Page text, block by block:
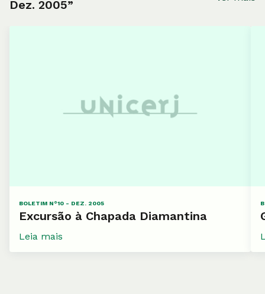
Dez. 2005”
BOLETIM N°10 - DEZ. 2005
Excursão à Chapada Diamantina
Leia mais